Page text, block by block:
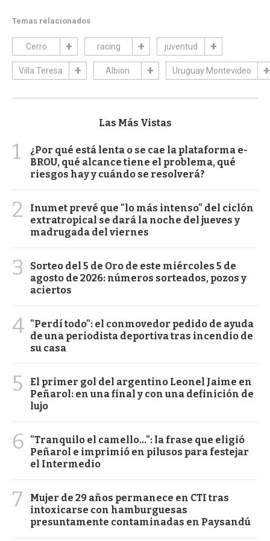
Temas relacionados
Cerro racing juventud
Villa Teresa Albion Uruguay Montevideo
Las Más Vistas
1
¿Por qué está lenta o se cae la plataforma e-
BROU, qué alcance tiene el problema, qué
riesgos hay y cuándo se resolverá?
2
Inumet prevé que "lo más intenso" del ciclón
extratropical se dará la noche del jueves y
madrugada del viernes
3
Sorteo del 5 de Oro de este miércoles 5 de
agosto de 2026: números sorteados, pozos y
aciertos
4 "Perdí todo": el conmovedor pedido de ayuda
de una periodista deportiva tras incendio de
su casa
5
El primer gol del argentino Leonel Jaime en
Peñarol: en una final y con una definición de
lujo
6
"Tranquilo el camello...": la frase que eligió
Peñarol e imprimió en pilusos para festejar
el Intermedio
7
Mujer de 29 años permanece en CTI tras
intoxicarse con hamburguesas
presuntamente contaminadas en Paysandú